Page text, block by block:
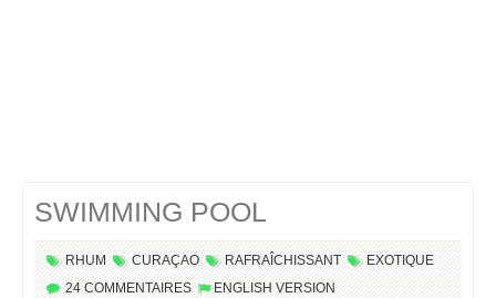
SWIMMING POOL
RHUM CURAÇAO RAFRAÎCHISSANT
EXOTIQUE
24 COMMENTAIRES
ENGLISH VERSION